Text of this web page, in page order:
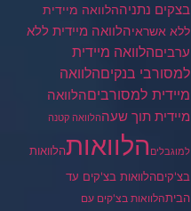
בצקים נתניההלוואה מיידית
ללא אשראיהלוואה מיידית ללא
ערביםהלוואה מיידית
למסורבי בנקיםהלוואה
מיידית למסורביםהלוואה
מיידית תוך שעההלוואה קטנה
למוגבלים הלוואותהלוואות
בצ'קיםהלוואות בצ'קים עד
הביתהלוואות בצ'קים עם